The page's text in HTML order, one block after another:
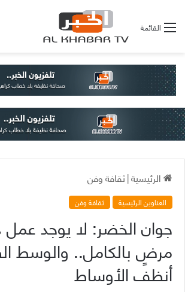
القائمة
الرئيسية|ثقافة وفن
العناوين الرئيسية ثقافة وفن
جوان الخضر: لا يوجد عمل
مرضٍ بالكامل.. والوسط
أنظف الأوساط